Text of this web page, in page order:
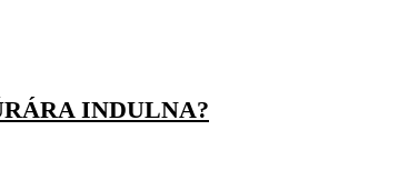
INDULNA?